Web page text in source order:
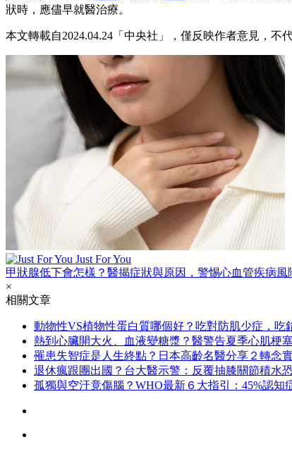
狀時，應儘早就醫治療。
本文轉載自2024.04.24「中央社」，僅反映作者意見，不
Just For You
甲狀腺低下會怎樣？醫揭症狀與原因，警惕心血管疾病風
×
相關文章
動物性VS植物性蛋白質哪個好？吃對防肌少症，吃
熱到心臟開大火、血液變糖漿？醫警告夏季心肌梗
罹患失智症是人生終點？日本高齡名醫分享２轉念
退休瘋跟團出國？台大醫示警：反覆抽膝關節積水
孤獨與空汙竟傷腦？WHO最新６大指引：45%認知